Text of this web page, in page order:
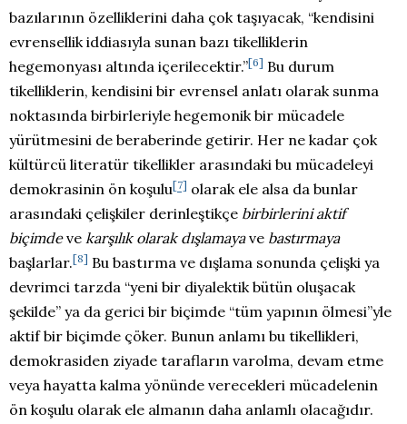
bazılarının özelliklerini daha çok taşıyacak, “kendisini
evrensellik iddiasıyla sunan bazı tikelliklerin
hegemonyası altında içerilecektir.”[6] Bu durum
tikelliklerin, kendisini bir evrensel anlatı olarak sunma
noktasında birbirleriyle hegemonik bir mücadele
yürütmesini de beraberinde getirir. Her ne kadar çok
kültürcü literatür tikellikler arasındaki bu mücadeleyi
demokrasinin ön koşulu[7] olarak ele alsa da bunlar
arasındaki çelişkiler derinleştikçe birbirlerini aktif
biçimdeve karşılık olarak dışlamayave bastırmaya
başlarlar.[8] Bu bastırma ve dışlama sonunda çelişki ya
devrimci tarzda “yeni bir diyalektik bütün oluşacak
şekilde” ya da gerici bir biçimde “tüm yapının ölmesi”yle
aktif bir biçimde çöker. Bunun anlamı bu tikellikleri,
demokrasiden ziyade tarafların varolma, devam etme
veya hayatta kalma yönünde verecekleri mücadelenin
ön koşulu olarak ele almanın daha anlamlı olacağıdır.